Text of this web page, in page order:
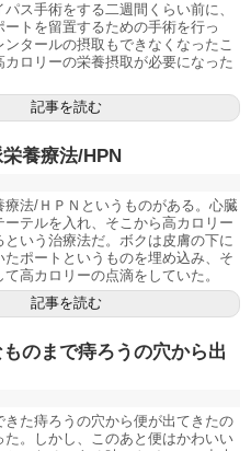
ス手術をする二週間くらい前に、
ートを留置するための手術を行っ
ンタールの摂取もできなくなったこ
カロリーの栄養摂取が必要になった
記事を読む
養療法/HPN
療法/ＨＰＮというものがある。心臓
ーテルを入れ、そこから高カロリー
という治療法だ。ボクは皮膚の下に
たポートというものを埋め込み、そ
高カロリーの点滴をしていた。
記事を読む
のまで痔ろうの穴から出
きた痔ろうの穴から便が出てきたの
た。しかし、このあと便はかわいい